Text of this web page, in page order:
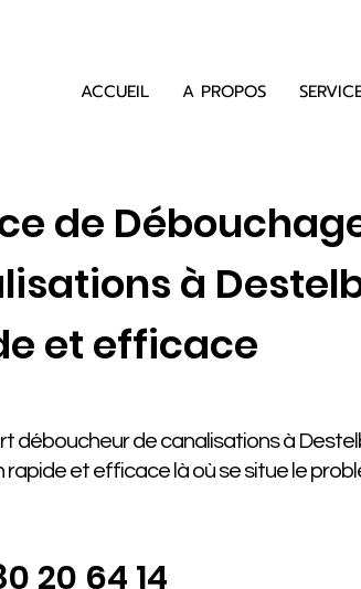
ACCUEIL A PROPOS
de
à
et efficace
déboucheur de canalisations à
rapide et efficace là où se situe le
20 64 14